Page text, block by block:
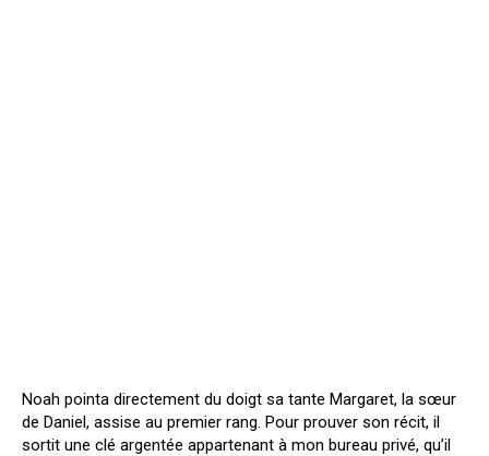
Noah pointa directement du doigt sa tante Margaret, la sœur
de Daniel, assise au premier rang. Pour prouver son récit, il
sortit une clé argentée appartenant à mon bureau privé, qu’il